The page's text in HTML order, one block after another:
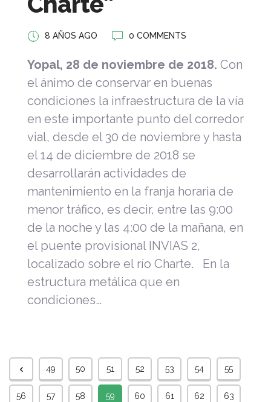
8 AÑOS AGO 0 COMMENTS
Yopal, 28 de noviembre de 2018. Con
el ánimo de conservar en buenas
condiciones la infraestructura de la vía
en este importante punto del corredor
vial, desde el 30 de noviembre y hasta
el 14 de diciembre de 2018 se
desarrollarán actividades de
mantenimiento en la franja horaria de
menor tráfico, es decir, entre las 9:00
de la noche y las 4:00 de la mañana, en
el puente provisional INVIAS 2,
localizado sobre el río Charte. En la
estructura metálica que en
condiciones…
49 50 51 52 53 54 55
56 57 58 59 60 61 62 63